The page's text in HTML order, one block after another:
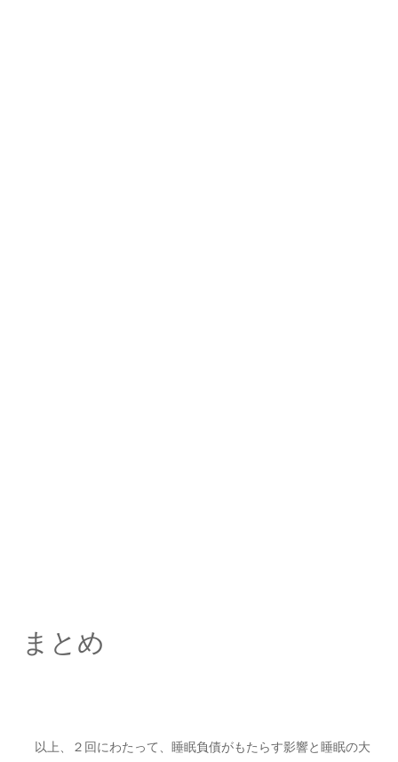
まとめ
以上、２回にわたって、睡眠負債がもたらす影響と睡眠の大